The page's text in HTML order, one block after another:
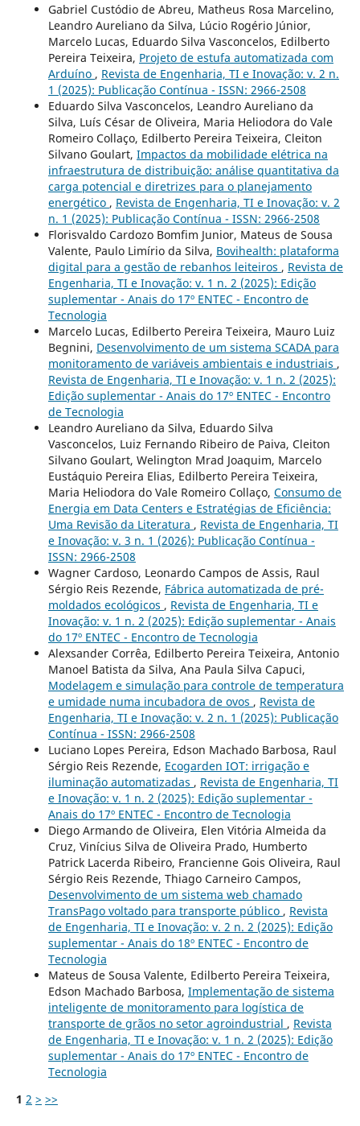
Gabriel Custódio de Abreu, Matheus Rosa Marcelino,
Leandro Aureliano da Silva, Lúcio Rogério Júnior,
Marcelo Lucas, Eduardo Silva Vasconcelos, Edilberto
Pereira Teixeira, Projeto de estufa automatizada com
Arduíno , Revista de Engenharia, TI e Inovação: v. 2 n.
1 (2025): Publicação Contínua - ISSN: 2966-2508
Eduardo Silva Vasconcelos, Leandro Aureliano da
Silva, Luís César de Oliveira, Maria Heliodora do Vale
Romeiro Collaço, Edilberto Pereira Teixeira, Cleiton
Silvano Goulart, Impactos da mobilidade elétrica na
infraestrutura de distribuição: análise quantitativa da
carga potencial e diretrizes para o planejamento
energético , Revista de Engenharia, TI e Inovação: v. 2
n. 1 (2025): Publicação Contínua - ISSN: 2966-2508
Florisvaldo Cardozo Bomfim Junior, Mateus de Sousa
Valente, Paulo Limírio da Silva, Bovihealth: plataforma
digital para a gestão de rebanhos leiteiros , Revista de
Engenharia, TI e Inovação: v. 1 n. 2 (2025): Edição
suplementar - Anais do 17º ENTEC - Encontro de
Tecnologia
Marcelo Lucas, Edilberto Pereira Teixeira, Mauro Luiz
Begnini, Desenvolvimento de um sistema SCADA para
monitoramento de variáveis ambientais e industriais ,
Revista de Engenharia, TI e Inovação: v. 1 n. 2 (2025):
Edição suplementar - Anais do 17º ENTEC - Encontro
de Tecnologia
Leandro Aureliano da Silva, Eduardo Silva
Vasconcelos, Luiz Fernando Ribeiro de Paiva, Cleiton
Silvano Goulart, Welington Mrad Joaquim, Marcelo
Eustáquio Pereira Elias, Edilberto Pereira Teixeira,
Maria Heliodora do Vale Romeiro Collaço, Consumo de
Energia em Data Centers e Estratégias de Eficiência:
Uma Revisão da Literatura , Revista de Engenharia, TI
e Inovação: v. 3 n. 1 (2026): Publicação Contínua -
ISSN: 2966-2508
Wagner Cardoso, Leonardo Campos de Assis, Raul
Sérgio Reis Rezende, Fábrica automatizada de pré-
moldados ecológicos , Revista de Engenharia, TI e
Inovação: v. 1 n. 2 (2025): Edição suplementar - Anais
do 17º ENTEC - Encontro de Tecnologia
Alexsander Corrêa, Edilberto Pereira Teixeira, Antonio
Manoel Batista da Silva, Ana Paula Silva Capuci,
Modelagem e simulação para controle de temperatura
e umidade numa incubadora de ovos , Revista de
Engenharia, TI e Inovação: v. 2 n. 1 (2025): Publicação
Contínua - ISSN: 2966-2508
Luciano Lopes Pereira, Edson Machado Barbosa, Raul
Sérgio Reis Rezende, Ecogarden IOT: irrigação e
iluminação automatizadas , Revista de Engenharia, TI
e Inovação: v. 1 n. 2 (2025): Edição suplementar -
Anais do 17º ENTEC - Encontro de Tecnologia
Diego Armando de Oliveira, Elen Vitória Almeida da
Cruz, Vinícius Silva de Oliveira Prado, Humberto
Patrick Lacerda Ribeiro, Francienne Gois Oliveira, Raul
Sérgio Reis Rezende, Thiago Carneiro Campos,
Desenvolvimento de um sistema web chamado
TransPago voltado para transporte público , Revista
de Engenharia, TI e Inovação: v. 2 n. 2 (2025): Edição
suplementar - Anais do 18º ENTEC - Encontro de
Tecnologia
Mateus de Sousa Valente, Edilberto Pereira Teixeira,
Edson Machado Barbosa, Implementação de sistema
inteligente de monitoramento para logística de
transporte de grãos no setor agroindustrial , Revista
de Engenharia, TI e Inovação: v. 1 n. 2 (2025): Edição
suplementar - Anais do 17º ENTEC - Encontro de
Tecnologia
1 2 > >>